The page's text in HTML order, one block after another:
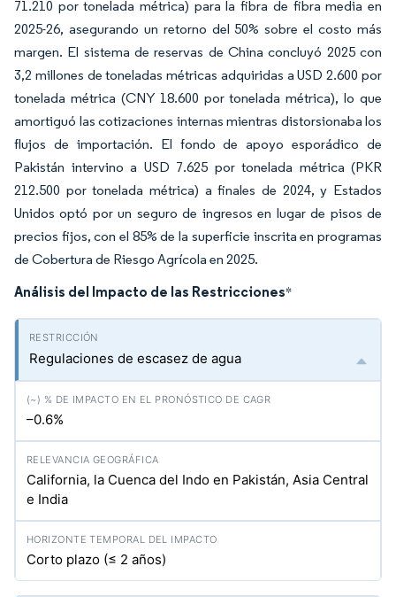
71.210 por tonelada métrica) para la fibra de fibra media en
2025-26, asegurando un retorno del 50% sobre el costo más
margen. El sistema de reservas de China concluyó 2025 con
3,2 millones de toneladas métricas adquiridas a USD 2.600 por
tonelada métrica (CNY 18.600 por tonelada métrica), lo que
amortiguó las cotizaciones internas mientras distorsionaba los
flujos de importación. El fondo de apoyo esporádico de
Pakistán intervino a USD 7.625 por tonelada métrica (PKR
212.500 por tonelada métrica) a finales de 2024, y Estados
Unidos optó por un seguro de ingresos en lugar de pisos de
precios fijos, con el 85% de la superficie inscrita en programas
de Cobertura de Riesgo Agrícola en 2025.
Análisis del Impacto de las Restricciones*
Regulaciones de escasez de agua
–0.6%
California, la Cuenca del Indo en Pakistán, Asia Central
e India
Corto plazo (≤ 2 años)